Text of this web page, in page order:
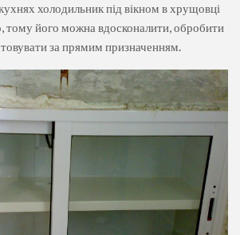
холодильник під вікном в хрущовці
тому його можна вдосконалити, обробити
за прямим призначенням.